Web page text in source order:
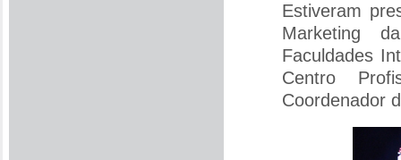
Estiveram
Marketing
Faculdades
Centro
Coordenador